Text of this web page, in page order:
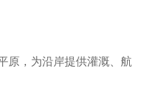
原，为沿岸提供灌溉、航